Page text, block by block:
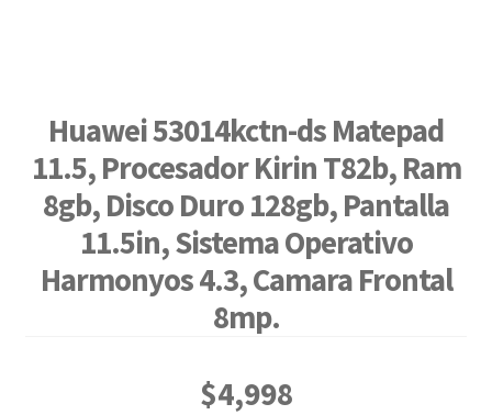
Huawei 53014kctn-ds Matepad
11.5, Procesador Kirin T82b, Ram
8gb, Disco Duro 128gb, Pantalla
11.5in, Sistema Operativo
Harmonyos 4.3, Camara Frontal
8mp.
$4,998